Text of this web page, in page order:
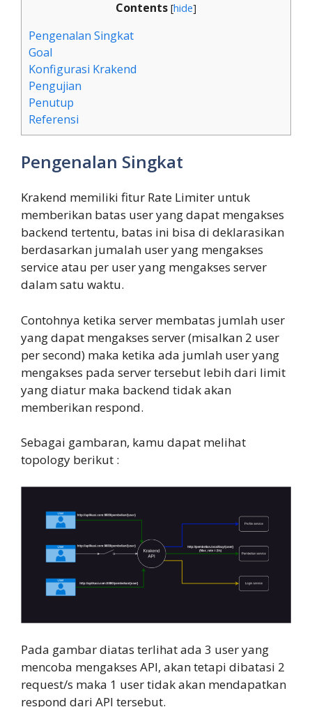
Contents [hide]
Pengenalan Singkat
Goal
Konfigurasi Krakend
Pengujian
Penutup
Referensi
Pengenalan Singkat
Krakend memiliki fitur Rate Limiter untuk
memberikan batas user yang dapat mengakses
backend tertentu, batas ini bisa di deklarasikan
berdasarkan jumalah user yang mengakses
service atau per user yang mengakses server
dalam satu waktu.
Contohnya ketika server membatas jumlah user
yang dapat mengakses server (misalkan 2 user
per second) maka ketika ada jumlah user yang
mengakses pada server tersebut lebih dari limit
yang diatur maka backend tidak akan
memberikan respond.
Sebagai gambaran, kamu dapat melihat
topology berikut :
Pada gambar diatas terlihat ada 3 user yang
mencoba mengakses API, akan tetapi dibatasi 2
request/s maka 1 user tidak akan mendapatkan
respond dari API tersebut.